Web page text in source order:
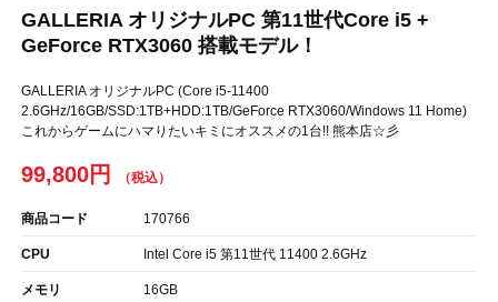
GALLERIA オリジナルPC 第11世代Core i5 +
GeForce RTX3060 搭載モデル！
GALLERIA オリジナルPC (Core i5-11400
2.6GHz/16GB/SSD:1TB+HDD:1TB/GeForce RTX3060/Windows 11 Home)
これからゲームにハマりたいキミにオススメの1台!! 熊本店☆彡
99,800円
商品コード 170766
CPU Intel Core i5 第11世代 11400 2.6GHz
メモリ 16GB